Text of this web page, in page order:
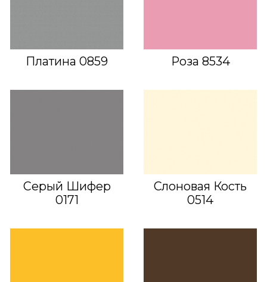
Платина 0859 Роза 8534
Серый Шифер
0171
Слоновая Кость
0514